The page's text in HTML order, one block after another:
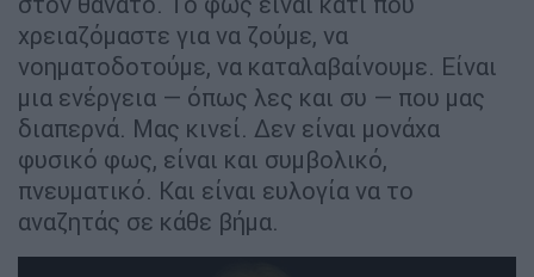
χρειαζόμαστε για να ζούμε, να
νοηματοδοτούμε, να καταλαβαίνουμε. Είναι
μια ενέργεια — όπως λες και συ — που μας
διαπερνά. Μας κινεί. Δεν είναι μονάχα
φυσικό φως, είναι και συμβολικό,
πνευματικό. Και είναι ευλογία να το
αναζητάς σε κάθε βήμα.